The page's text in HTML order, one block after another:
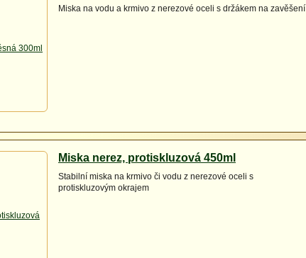
Miska na vodu a krmivo z nerezové oceli s držákem na zavěšení
Miska nerez, protiskluzová 450ml
Stabilní miska na krmivo či vodu z nerezové oceli s
protiskluzovým okrajem